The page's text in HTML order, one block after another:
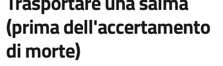
(prima dell'accertamento
di morte)